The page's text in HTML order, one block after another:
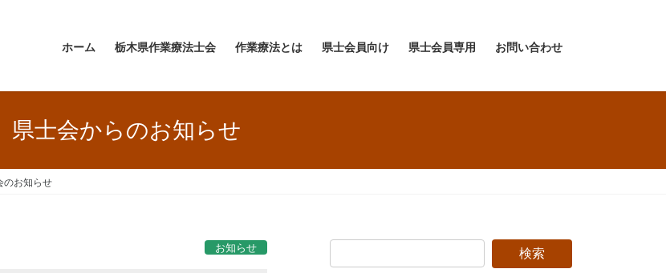
ホーム 栃木県作業療法士会 作業療法とは 県士会員向け 県士会員専用 お問い合わせ
県士会からのお知らせ
のお知らせ
お知らせ